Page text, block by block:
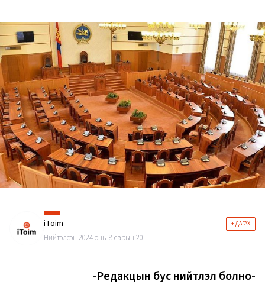
iToim + ДАГАХ
Нийтэлсэн 2024 оны 8 сарын 20
-Редакцын бус нийтлэл болно-